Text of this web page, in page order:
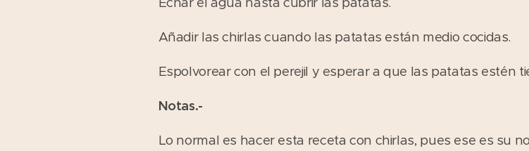
Añadir las chirlas cuando las patatas están medio cocidas.
Espolvorear con el perejil y esperar a que las patatas estén
Notas.-
Lo normal es hacer esta receta con chirlas, pues ese es su